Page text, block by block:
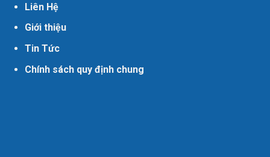
Liên Hệ
Giới thiệu
Tin Tức
Chính sách quy định chung